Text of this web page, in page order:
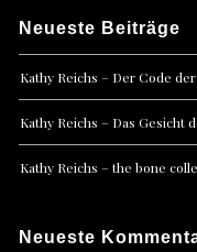
Neueste Beiträge
Kathy Reichs – Der Code
Kathy Reichs – Das Gesicht
Kathy Reichs – the bone
Neueste